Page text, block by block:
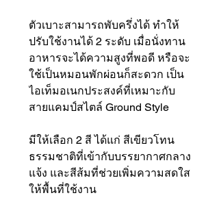
ตัวเบาะสามารถพับครึ่งได้ ทำให้
ปรับใช้งานได้ 2 ระดับ เมื่อนั่งทาน
อาหารจะได้ความสูงที่พอดี หรือจะ
ใช้เป็นหมอนพักผ่อนก็สะดวก เป็น
ไอเท็มอเนกประสงค์ที่เหมาะกับ
สายแคมป์สไตล์ Ground Style
มีให้เลือก 2 สี ได้แก่ สีเขียวโทน
ธรรมชาติที่เข้ากับบรรยากาศกลาง
แจ้ง และสีส้มที่ช่วยเพิ่มความสดใส
ให้พื้นที่ใช้งาน